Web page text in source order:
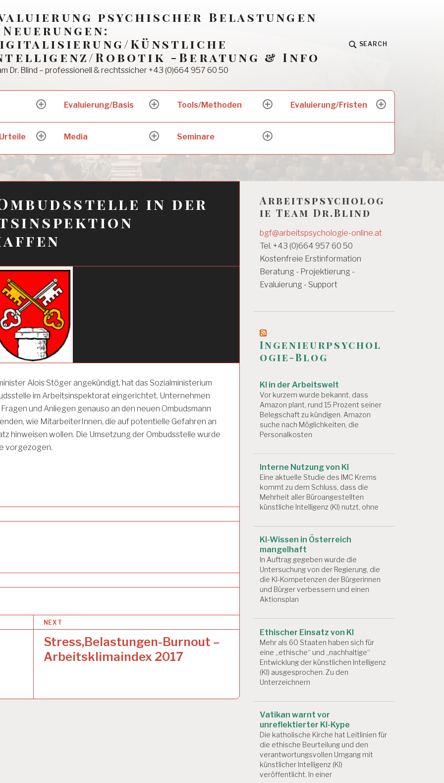
psychischer Belastungen
Neuerungen:
Künstliche
Robotik -Beratung & Info
Dr. Blind – professionell & rechtssicher +43 (0)664 957 60 50
SEARCH
expand
menu
Evaluierung/Basis
expand
menu
Tools/Methoden
expand
menu
Evaluierung/Fristen
expand
menu
expand
menu
Media
expand
menu
Seminare
expand
menu
in der
Alois Stöger angekündigt, hat das Sozialministerium
im Arbeitsinspektorat eingerichtet. Unternehmen
und Anliegen genauso an den neuen Ombudsmann
wie MitarbeiterInnen, die auf potentielle Gefahren an
hinweisen wollen. Die Umsetzung der Ombudsstelle wurde
vorgezogen.
NEXT
Stress,Belastungen-Burnout –
Arbeitsklimaindex 2017
Arbeitspsycholog
ie Team Dr.Blind
bgf@arbeitspsychologie-online.at
Tel. +43 (0)664 957 60 50
Kostenfreie Erstinformation
Beratung - Projektierung -
Evaluierung - Support
Ingenieurpsychol
ogie-Blog
KI in der Arbeitswelt
Vor kurzem wurde bekannt, dass
Amazon plant, rund 15 Prozent seiner
Belegschaft zu kündigen. Amazon
suche nach Möglichkeiten, die
Personalkosten
Interne Nutzung von KI
Eine aktuelle Studie des IMC Krems
kommt zu dem Schluss, dass die
Mehrheit aller Büroangestellten
künstliche Intelligenz (KI) nutzt, ohne
KI-Wissen in Österreich
mangelhaft
In Auftrag gegeben wurde die
Untersuchung von der Regierung, die
die KI-Kompetenzen der Bürgerinnen
und Bürger verbessern und einen
Aktionsplan
Ethischer Einsatz von KI
Mehr als 60 Staaten haben sich für
eine „ethische“ und „nachhaltige“
Entwicklung der künstlichen Intelligenz
(KI) ausgesprochen. Zu den
Unterzeichnern
Vatikan warnt vor
unreflektierter KI-Kype
Die katholische Kirche hat Leitlinien für
die ethische Beurteilung und den
verantwortungsvollen Umgang mit
künstlicher Intelligenz (KI)
veröffentlicht. In einer